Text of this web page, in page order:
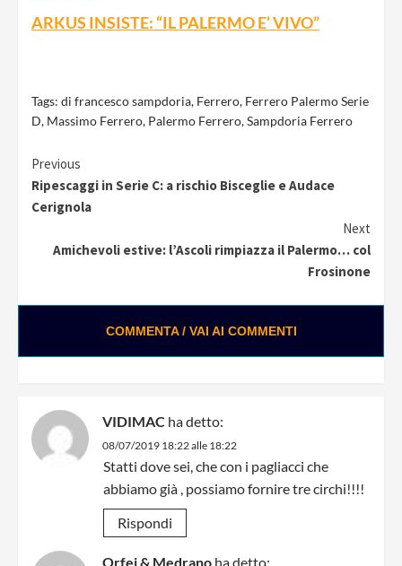
ARKUS INSISTE: “IL PALERMO E’ VIVO”
Tags: di francesco sampdoria, Ferrero, Ferrero Palermo Serie
D, Massimo Ferrero, Palermo Ferrero,Sampdoria Ferrero
Continue
Reading
Previous
Ripescaggi in Serie C: a rischio Bisceglie e Audace
Cerignola
Next
Amichevoli estive: l’Ascoli rimpiazza il Palermo… col
Frosinone
COMMENTA / VAI AI COMMENTI
VIDIMAC ha detto:
08/07/2019 18:22 alle 18:22
Statti dove sei, che con i pagliacci che
abbiamo già , possiamo fornire tre circhi!!!!
Rispondi
Orfei & Medrano ha detto: